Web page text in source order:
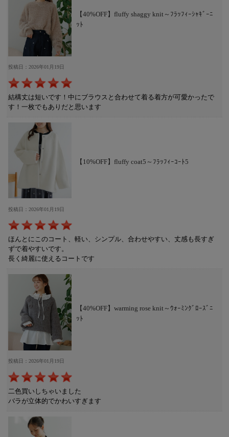
【40%OFF】fluffy shaggy knit～ﾌﾗｯﾌｨｰｼｬｷﾞｰﾆ
ｯﾄ
投稿日：2026年01月19日
結構丈は短いです！中にブラウスと合わせて着る着方が可愛かったで
す！一枚でもありだと思います
【10%OFF】fluffy coat5～ﾌﾗｯﾌｨｰｺｰﾄ5
投稿日：2026年01月19日
ほんとにこのコート、軽い、シンプル、合わせやすい、丈感も長すぎ
ずで着やすいです。
長く綺麗に使えるコートです
【40%OFF】warming rose knit～ｳｫｰﾐﾝｸﾞﾛｰｽﾞﾆ
ｯﾄ
投稿日：2026年01月19日
二色買いしちゃいました
バラが立体的でかわいすぎます